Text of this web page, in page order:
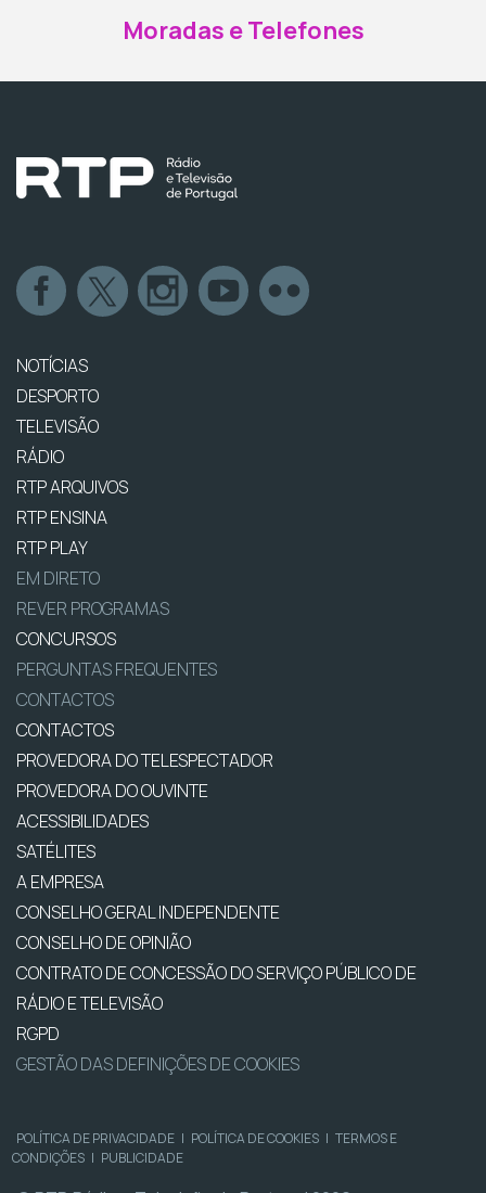
Moradas e Telefones
NOTÍCIAS
DESPORTO
TELEVISÃO
RÁDIO
RTP ARQUIVOS
RTP ENSINA
RTP PLAY
EM DIRETO
REVER PROGRAMAS
CONCURSOS
PERGUNTAS FREQUENTES
CONTACTOS
CONTACTOS
PROVEDORA DO TELESPECTADOR
PROVEDORA DO OUVINTE
ACESSIBILIDADES
SATÉLITES
A EMPRESA
CONSELHO GERAL INDEPENDENTE
CONSELHO DE OPINIÃO
CONTRATO DE CONCESSÃO DO SERVIÇO PÚBLICO DE
RÁDIO E TELEVISÃO
RGPD
GESTÃO DAS DEFINIÇÕES DE COOKIES
POLÍTICA DE PRIVACIDADE | POLÍTICA DE COOKIES | TERMOS E
CONDIÇÕES | PUBLICIDADE